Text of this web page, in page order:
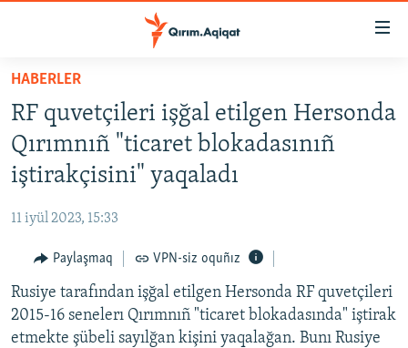
Esas
qaytmaq
Baş
navigatsiyağa
qaytmaq
Qıdıruvğa
qaytmaq
SİYASET
İQTİSADİYAT
MEDENİYET
İNSAN AQLARI
VİDEO
SÜRET
HABERLER
RF quvetçileri işğal etilgen Hersonda
Qırımnıñ "ticaret blokadasınıñ
iştirakçisini" yaqaladı
11 iyül 2023, 15:33
Paylaşmaq VPN-siz oquñız
Rusiye tarafından işğal etilgen Hersonda RF quvetçileri
2015-16 senelerı Qırımnıñ "ticaret blokadasında" iştirak
etmekte şübeli sayılğan kişini yaqalağan. Bunı Rusiye